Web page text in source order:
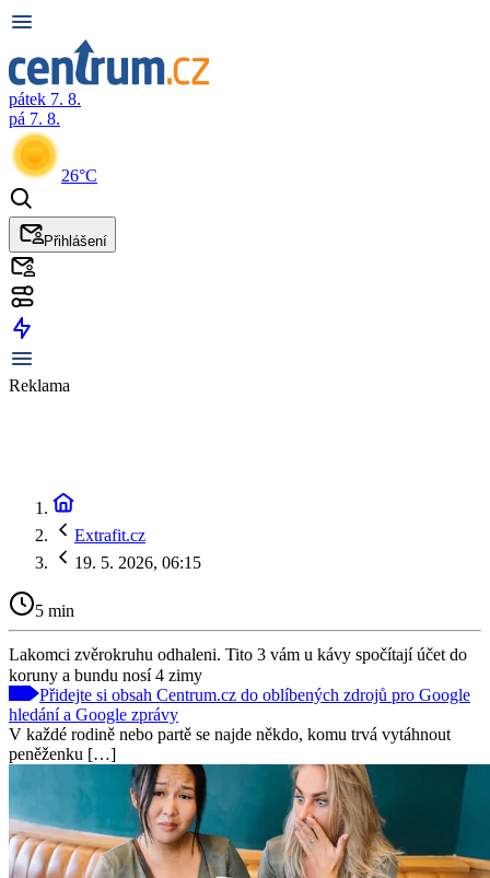
pátek 7. 8.
pá 7. 8.
26°C
Přihlášení
Reklama
Extrafit.cz
19. 5. 2026, 06:15
5 min
Lakomci zvěrokruhu odhaleni. Tito 3 vám u kávy spočítají účet do
koruny a bundu nosí 4 zimy
Přidejte si obsah Centrum.cz do oblíbených zdrojů pro Google
hledání a Google zprávy
V každé rodině nebo partě se najde někdo, komu trvá vytáhnout
peněženku […]